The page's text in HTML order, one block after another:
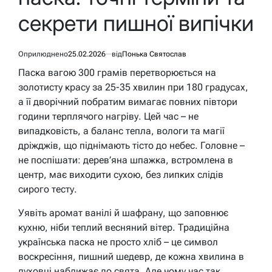
секрети пишної випічки
Оприлюднено25.02.2026 відПонька Святослав
Паска вагою 300 грамів перетворюється на
золотисту красу за 25-35 хвилин при 180 градусах,
а її дворічний побратим вимагає повних півтори
години терплячого нагріву. Цей час – не
випадковість, а баланс тепла, вологи та магії
дріжджів, що піднімають тісто до небес. Головне –
не поспішати: дерев’яна шпажка, встромлена в
центр, має виходити сухою, без липких слідів
сирого тесту.
Уявіть аромат ванілі й шафрану, що заповнює
кухню, ніби теплий весняний вітер. Традиційна
українська паска не просто хліб – це символ
воскресіння, пишний шедевр, де кожна хвилина в